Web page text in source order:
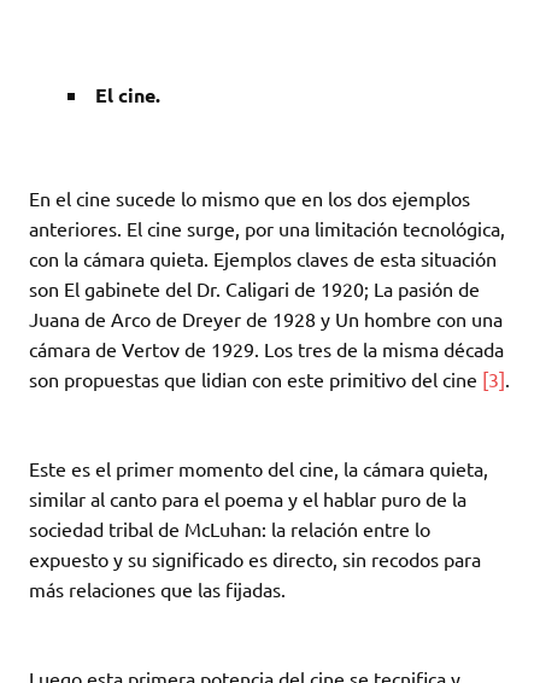
El cine.
En el cine sucede lo mismo que en los dos ejemplos
anteriores. El cine surge, por una limitación tecnológica,
con la cámara quieta. Ejemplos claves de esta situación
son El gabinete del Dr. Caligari de 1920; La pasión de
Juana de Arco de Dreyer de 1928 y Un hombre con una
cámara de Vertov de 1929. Los tres de la misma década
son propuestas que lidian con este primitivo del cine [3]
Este es el primer momento del cine, la cámara quieta,
similar al canto para el poema y el hablar puro de la
sociedad tribal de McLuhan: la relación entre lo
expuesto y su significado es directo, sin recodos para
más relaciones que las fijadas.
Luego esta primera potencia del cine se tecnifica y